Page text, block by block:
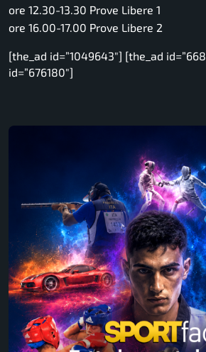
ore 12.30-13.30 Prove Libere 1
ore 16.00-17.00 Prove Libere 2
[the_ad id=”1049643″] [the_ad
id=”676180″]